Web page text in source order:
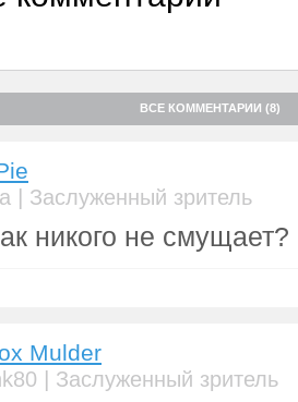
ВСЕ КОММЕНТАРИИ (8)
| Заслуженный зритель
никого не смущает?
Mulder
| Заслуженный зритель